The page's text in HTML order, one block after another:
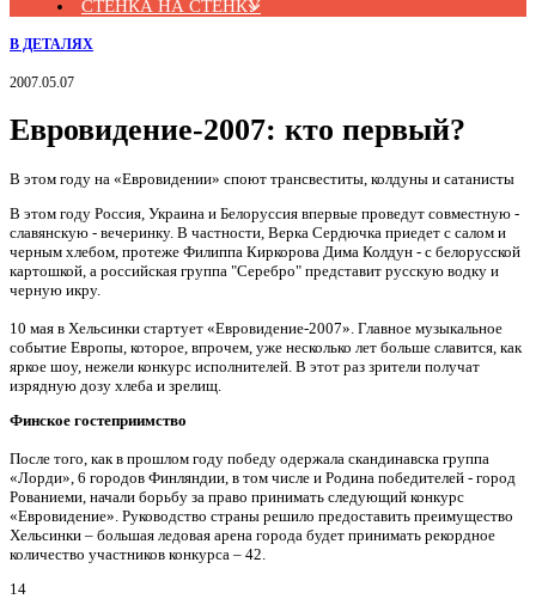
СТЕНКА НА СТЕНКУ
В ДЕТАЛЯХ
2007.05.07
Евровидение-2007: кто первый?
В этом году на «Евровидении» споют трансвеститы, колдуны и сатанисты
В этом году Россия, Украина и Белоруссия впервые проведут совместную -
славянскую - вечеринку. В частности, Верка Сердючка приедет с салом и
черным хлебом, протеже Филиппа Киркорова Дима Колдун - с белорусской
картошкой, а российская группа "Серебро" представит русскую водку и
черную икру.
10 мая в Хельсинки стартует «Евровидение-2007». Главное музыкальное
событие Европы, которое, впрочем, уже несколько лет больше славится, как
яркое шоу, нежели конкурс исполнителей. В этот раз зрители получат
изрядную дозу хлеба и зрелищ.
Финское гостеприимство
После того, как в прошлом году победу одержала скандинавска группа
«Лорди», 6 городов Финляндии, в том числе и Родина победителей - город
Рованиеми, начали борьбу за право принимать следующий конкурс
«Евровидение». Руководство страны решило предоставить преимущество
Хельсинки – большая ледовая арена города будет принимать рекордное
количество участников конкурса – 42.
14